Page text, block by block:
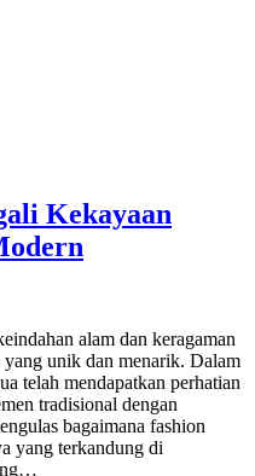
Kekayaan
alam dan keragaman
unik dan menarik. Dalam
telah mendapatkan perhatian
tradisional dengan
bagaimana fashion
yang terkandung di